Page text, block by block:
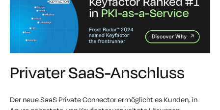
Privater SaaS-Anschluss
Der neue SaaS Private Connector ermöglicht es Kunden, in